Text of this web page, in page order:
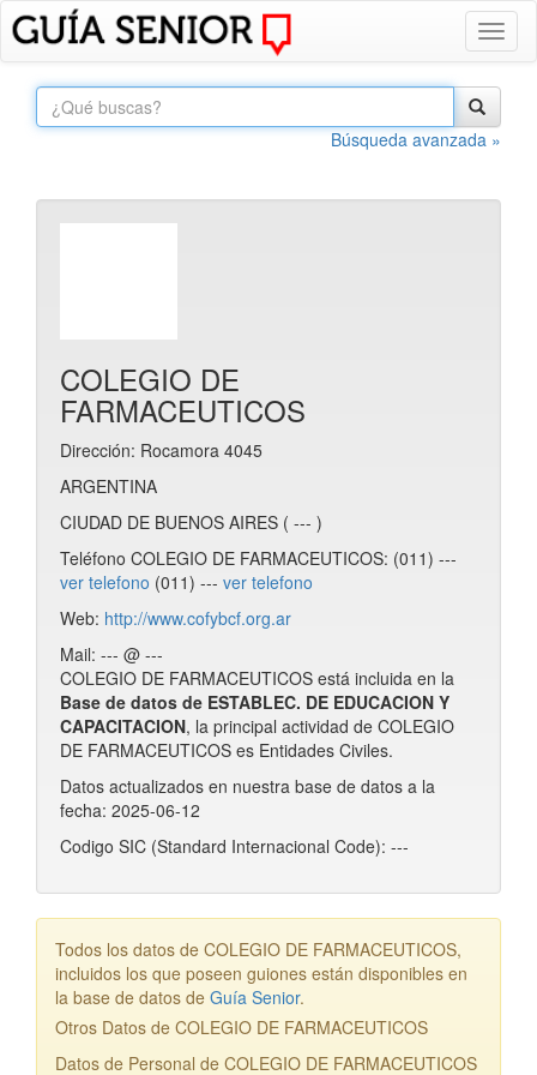
Búsqueda avanzada »
COLEGIO DE
FARMACEUTICOS
Dirección: Rocamora 4045
ARGENTINA
CIUDAD DE BUENOS AIRES ( --- )
Teléfono COLEGIO DE FARMACEUTICOS: (011) ---
ver telefono (011) --- ver telefono
Web: http://www.cofybcf.org.ar
Mail: --- @ ---
COLEGIO DE FARMACEUTICOS está incluida en la
Base de datos de ESTABLEC. DE EDUCACION Y
CAPACITACION, la principal actividad de COLEGIO
DE FARMACEUTICOS es Entidades Civiles.
Datos actualizados en nuestra base de datos a la
fecha: 2025-06-12
Codigo SIC (Standard Internacional Code): ---
Todos los datos de COLEGIO DE FARMACEUTICOS,
incluidos los que poseen guiones están disponibles en
la base de datos de Guía Senior.
Otros Datos de COLEGIO DE FARMACEUTICOS
Datos de Personal de COLEGIO DE FARMACEUTICOS